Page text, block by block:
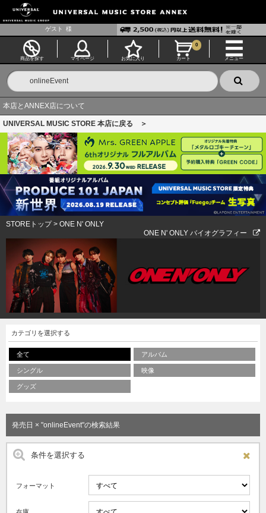
ゲスト 様
商品を探す マイページ お気に入り カート
0
メニュー
本店とANNEX店について
UNIVERSAL MUSIC STORE 本店に戻る ＞
STOREトップ> ONE N' ONLY
ONE N' ONLY バイオグラフィー
カテゴリを選択する
全て アルバム
シングル 映像
グッズ
発売日 × "onlineEvent"の検索結果
条件を選択する
フォーマット